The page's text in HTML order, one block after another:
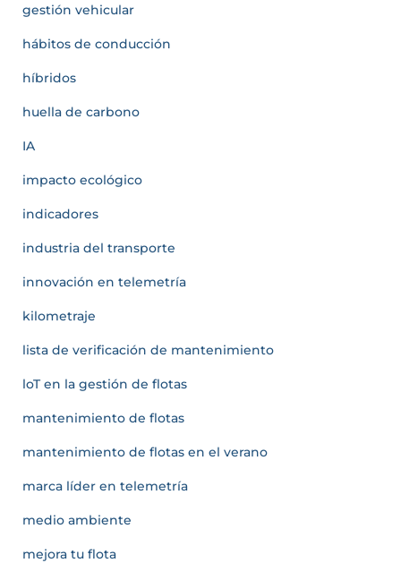
gestión vehicular
hábitos de conducción
híbridos
huella de carbono
IA
impacto ecológico
indicadores
industria del transporte
innovación en telemetría
kilometraje
lista de verificación de mantenimiento
loT en la gestión de flotas
mantenimiento de flotas
mantenimiento de flotas en el verano
marca líder en telemetría
medio ambiente
mejora tu flota